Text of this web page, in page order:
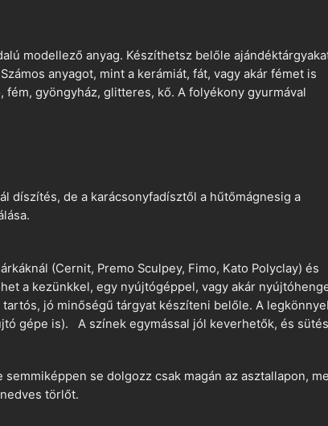
modellező anyag. Készíthetsz belőle
anyagot, mint a kerámiát, fát, vagy akár fémet is
gyöngyház, glitteres, kő. A folyékony gyurmával
díszítés, de a karácsonyfadísztől a hűtőmágnesig a
(Cernit, Premo Sculpey, Fimo, Kato Polyclay) és
a kezünkkel, egy nyújtógéppel, vagy akár
jó minőségű tárgyat készíteni belőle. A
gépe is). A színek egymással jól keverhetők, és sütés
se dolgozz csak magán az asztallapon,
törlőt.